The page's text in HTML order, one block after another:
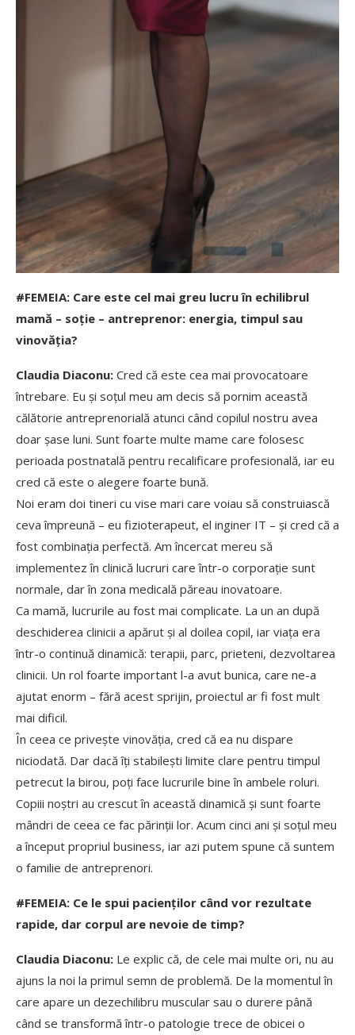
#FEMEIA: Care este cel mai greu lucru în echilibrul
mamă – soție – antreprenor: energia, timpul sau
vinovăția?
Claudia Diaconu: Cred că este cea mai provocatoare
întrebare. Eu și soțul meu am decis să pornim această
călătorie antreprenorială atunci când copilul nostru avea
doar șase luni. Sunt foarte multe mame care folosesc
perioada postnatală pentru recalificare profesională, iar eu
cred că este o alegere foarte bună.
Noi eram doi tineri cu vise mari care voiau să construiască
ceva împreună – eu fizioterapeut, el inginer IT – și cred că a
fost combinația perfectă. Am încercat mereu să
implementez în clinică lucruri care într-o corporație sunt
normale, dar în zona medicală păreau inovatoare.
Ca mamă, lucrurile au fost mai complicate. La un an după
deschiderea clinicii a apărut și al doilea copil, iar viața era
într-o continuă dinamică: terapii, parc, prieteni, dezvoltarea
clinicii. Un rol foarte important l-a avut bunica, care ne-a
ajutat enorm – fără acest sprijin, proiectul ar fi fost mult
mai dificil.
În ceea ce privește vinovăția, cred că ea nu dispare
niciodată. Dar dacă îți stabilești limite clare pentru timpul
petrecut la birou, poți face lucrurile bine în ambele roluri.
Copiii noștri au crescut în această dinamică și sunt foarte
mândri de ceea ce fac părinții lor. Acum cinci ani și soțul meu
a început propriul business, iar azi putem spune că suntem
o familie de antreprenori.
#FEMEIA: Ce le spui pacienților când vor rezultate
rapide, dar corpul are nevoie de timp?
Claudia Diaconu: Le explic că, de cele mai multe ori, nu au
ajuns la noi la primul semn de problemă. De la momentul în
care apare un dezechilibru muscular sau o durere până
când se transformă într-o patologie trece de obicei o